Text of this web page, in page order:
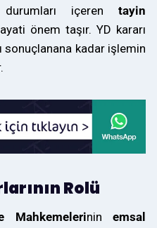
içerentayin
önem taşır. YD kararı
sonuçlanana kadar işlemin
Rolü
Mahkemelerininemsal